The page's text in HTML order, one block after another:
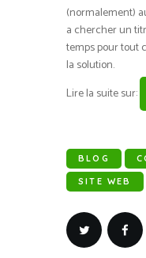
(normalement)
a chercher un
temps pour tout
la solution.
Lire la suite sur:
BLOG
SITE WEB